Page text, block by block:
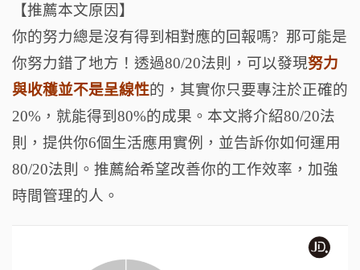
c
e
b
o
o
k
h
a
t
g
ra
m
【推薦本文原因】
你的努力總是沒有得到相對應的回報嗎? 那可能是
你努力錯了地方！透過80/20法則，可以發現努力
與收穫並不是呈線性的，其實你只要專注於正確的
20%，就能得到80%的成果。本文將介紹80/20法
則，提供你6個生活應用實例，並告訴你如何運用
80/20法則。推薦給希望改善你的工作效率，加強
時間管理的人。